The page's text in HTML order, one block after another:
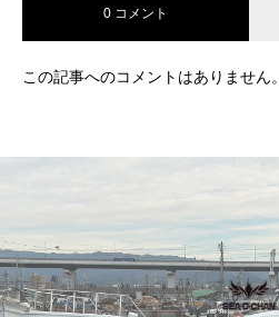
0 コメント
この記事へのコメントはありません。